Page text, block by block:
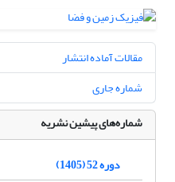
مقالات آماده انتشار
شماره جاری
شماره‌های پیشین نشریه
دوره 52 (1405)